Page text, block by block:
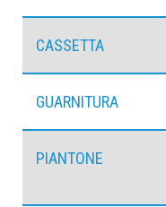
CASSETTA
GUARNITURA
PIANTONE